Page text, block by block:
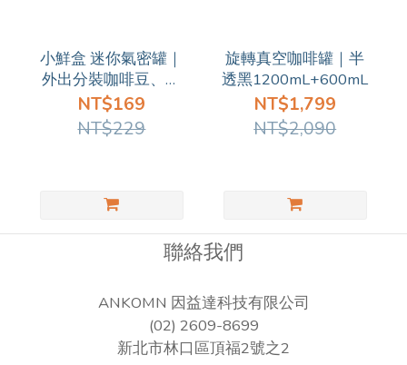
小鮮盒 迷你氣密罐｜
外出分裝咖啡豆、堅
果 、乾貨、飼料....｜
單格（純黑）
NT$169
NT$229
旋轉真空咖啡罐｜半
透黑1200mL+600mL
NT$1,799
NT$2,090
聯絡我們
ANKOMN 因益達科技有限公司
(02) 2609-8699
新北市林口區頂福2號之2